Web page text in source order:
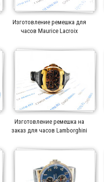
Изготовление ремешка для
часов Maurice Lacroix
Изготовление ремешка на
заказ для часов Lamborghini